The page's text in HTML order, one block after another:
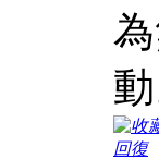
回復